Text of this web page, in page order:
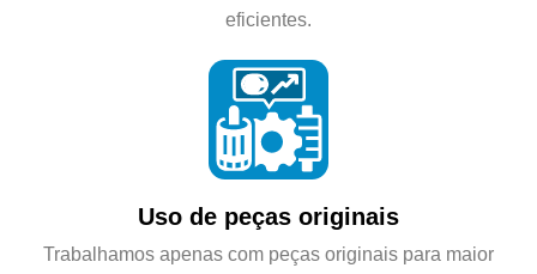
eficientes.
Uso de peças originais
Trabalhamos apenas com peças originais para maior